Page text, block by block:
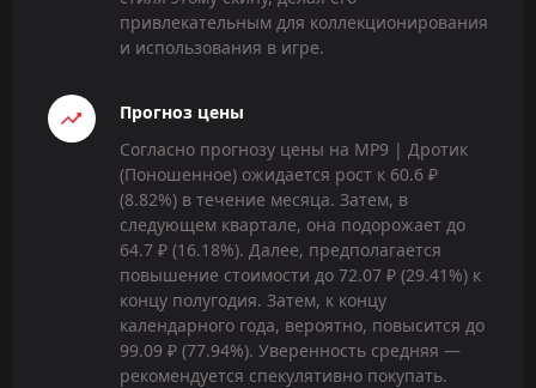
привлекательным для коллекционирования
и использования в игре.
Прогноз цены
Согласно прогнозу цены на MP9 | Дротик
(Поношенное) ожидается рост к 60.6 ₽
(8.82%) в течение месяца. Затем, в
следующем квартале, она подорожает до
64.7 ₽ (16.18%). Далее, предполагается
повышение стоимости до 72.07 ₽ (29.41%) к
концу полугодия. Затем, к концу
календарного года, вероятно, повысится до
99.09 ₽ (77.94%). Уверенность средняя —
рекомендуется спекулятивно покупать.